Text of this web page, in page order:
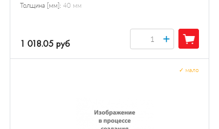
Толщина [мм]: 40 мм
1 018.05 руб +
мало